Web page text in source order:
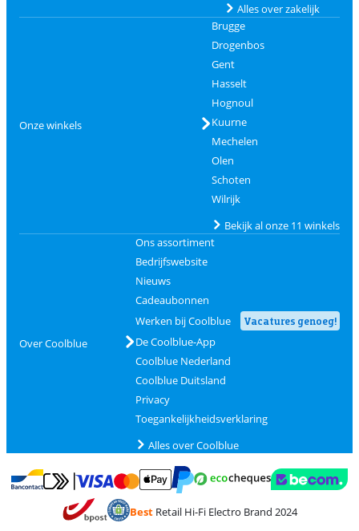
Alles over zakelijk
Onze winkels
Brugge
Drogenbos
Gent
Hasselt
Hognoul
Kuurne
Mechelen
Olen
Schoten
Wilrijk
Bekijk al onze 11 winkels
Over Coolblue
Ons assortiment
Bedrijfswebsite
Nieuws
Cadeaubonnen
Werken bij Coolblue
Vacatures genoeg!
De Coolblue-App
Coolblue Nederland
Coolblue Duitsland
Privacy
Toegankelijkheidsverklaring
Alles over Coolblue
Betalen met Bancontact
Betalen met MasterCard en Visa via ClickToPay
BestRetail Hi-Fi Electro Brand 2024